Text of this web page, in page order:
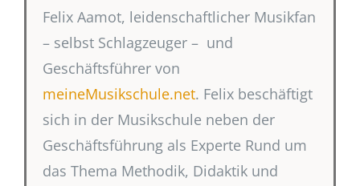
Felix Aamot, leidenschaftlicher Musikfan
– selbst Schlagzeuger – und
Geschäftsführer von
meineMusikschule.net. Felix beschäftigt
sich in der Musikschule neben der
Geschäftsführung als Experte Rund um
das Thema Methodik, Didaktik und